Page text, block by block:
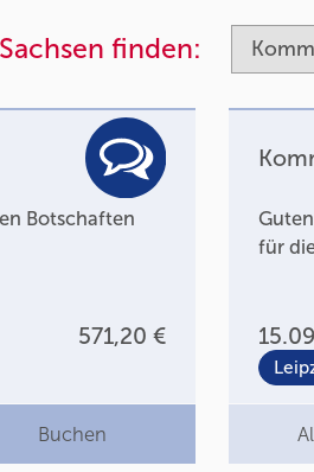
finden:
Botschaften
571,20 €
Buchen
für